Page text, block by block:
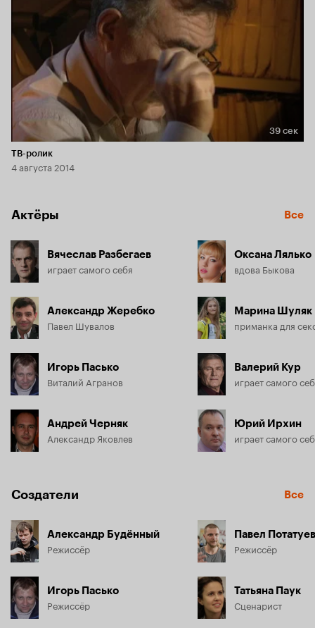
Главными фигурантами проводимых расследований
станут воротилы теневого бизнеса, серийные убийцы,
разнообразные экономические махинаторы и
разработчики хитроумных воровских схем. Основываясь
на воспоминаниях участников событий, материалах
следствия и оперативных данных, в каждом фильме будет
воссоздана полная картина преступления.
Длительность 39 сек
39 сек
ТВ-ролик
4 августа 2014
Актёры Все
Вячеслав Разбегаев
играет самого себя
Александр Жеребко
Павел Шувалов
Игорь Пасько
Виталий Агранов
Андрей Черняк
Александр Яковлев
Оксана Лялько
вдова Быкова
Марина Шуляк
Валерий Кур
играет самого
Юрий Ирхин
играет самого
Создатели Все
Александр Будённый
Режиссёр
Игорь Пасько
Режиссёр
Павел Потатуев
Режиссёр
Татьяна Паук
Сценарист